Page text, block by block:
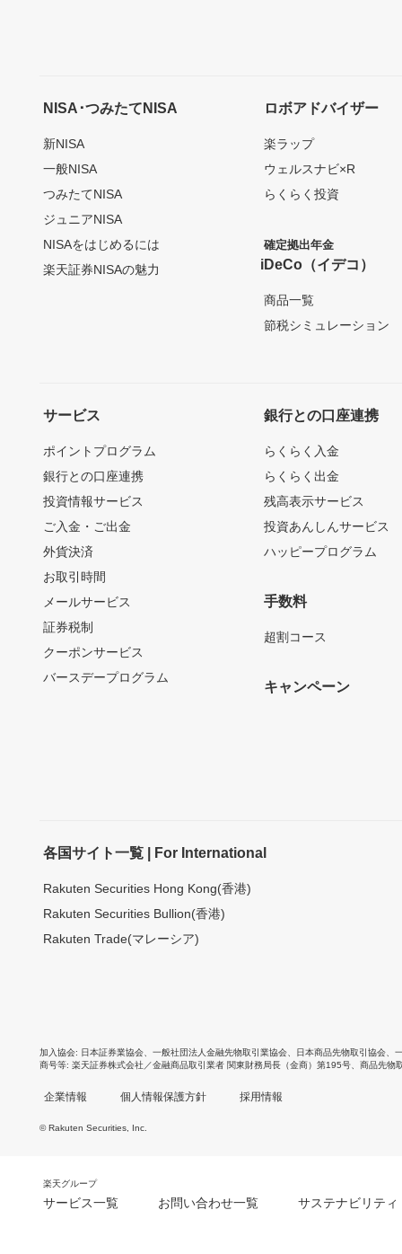
NISA･つみたてNISA
新NISA
一般NISA
つみたてNISA
ジュニアNISA
NISAをはじめるには
楽天証券NISAの魅力
ロボアドバイザー
楽ラップ
ウェルスナビ×R
らくらく投資
確定拠出年金
iDeCo（イデコ）
商品一覧
節税シミュレーション
サービス
ポイントプログラム
銀行との口座連携
投資情報サービス
ご入金・ご出金
外貨決済
お取引時間
メールサービス
証券税制
クーポンサービス
バースデープログラム
銀行との口座連携
らくらく入金
らくらく出金
残高表示サービス
投資あんしんサービス
ハッピープログラム
手数料
超割コース
キャンペーン
各国サイト一覧 | For International
Rakuten Securities Hong Kong(香港)
Rakuten Securities Bullion(香港)
Rakuten Trade(マレーシア)
加入協会 日本証券業協会、 一般社団法人金融先物取引業協会、 日本商品先物取引協会、
商号等 楽天証券株式会社／金融商品取引業者 関東財務局長（金商）第195号、商品先物
企業情報 個人情報保護方針 採用情報
© Rakuten Securities, Inc.
楽天グループ
サービス一覧 お問い合わせ一覧 サステナビリティ